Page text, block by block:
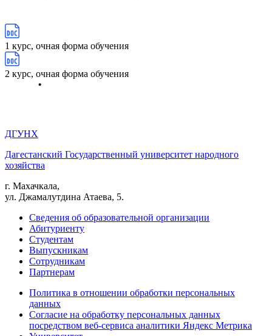
1 курс, очная форма обучения
2 курс, очная форма обучения
ДГУНХ
Дагестанский Государственный университет народного
хозяйства
г. Махачкала,
ул. Джамалутдина Атаева, 5.
Сведения об образовательной организации
Абитуриенту
Студентам
Выпускникам
Сотрудникам
Партнерам
Политика в отношении обработки персональных
данных
Согласие на обработку персональных данных
посредством веб-сервиса аналитики Яндекс Метрика